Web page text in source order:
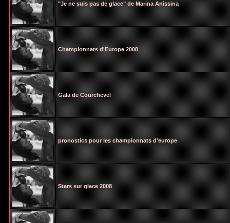
"Je ne suis pas de glace" de Marina Anissina
Championnats d'Europe 2008
Gala de Courchevel
pronostics pour les championnats d'europe
Stars sur glace 2008